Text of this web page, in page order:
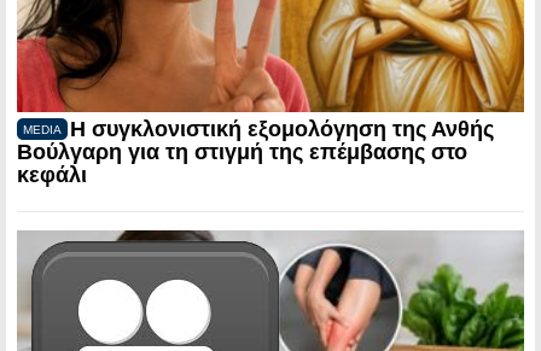
MEDIA
Η συγκλονιστική εξομολόγηση της Ανθής
Βούλγαρη για τη στιγμή της επέμβασης στο
κεφάλι